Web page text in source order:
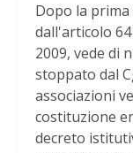
Dopo la prima
dall'articolo
2009, vede di
stoppato dal
associazioni
costituzione
decreto